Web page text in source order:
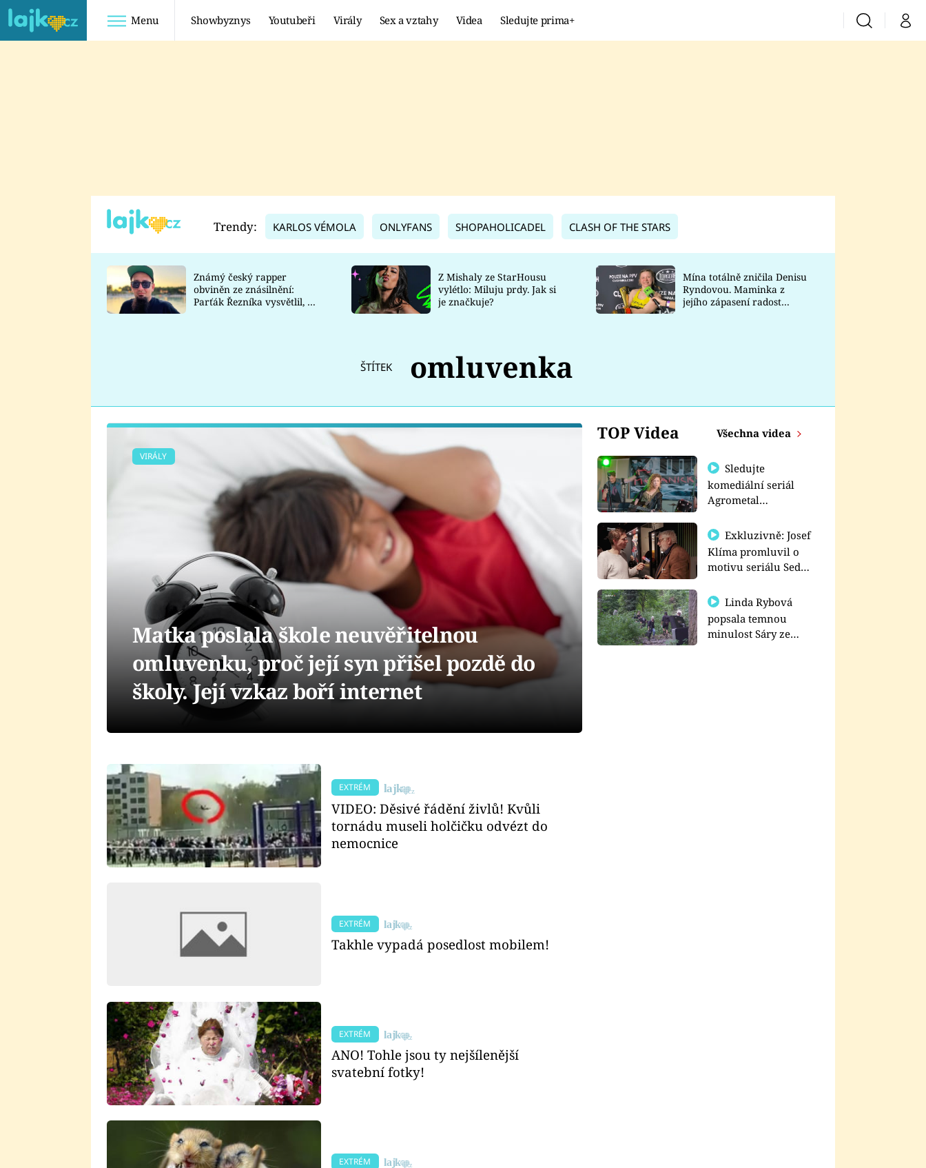
Menu Showbyznys Youtubeři Virály Sex a vztahy Videa Sledujte prima+ VyhledáváníMůj
TADEÁŠ KUBĚNKA
DATEL
Prima Lajk
Sledujte nás
Trendy: KARLOS VÉMOLA ONLYFANS SHOPAHOLICADEL CLASH OF THE STARS
Známý český rapper
obviněn ze znásilnění:
Parťák Řezníka vysvětlil, co
Z Mishaly ze StarHousu
vylétlo: Miluju prdy. Jak si
je značkuje?
Mína totálně zničila Denisu
Ryndovou. Maminka z
jejího zápasení radost
ŠTÍTEK omluvenka
TOP Videa Všechna videa
Sledujte
komediální seriál
Agrometal
prima+
Exkluzivně: Josef
Klíma promluvil o
motivu seriálu Sedm
Linda Rybová
popsala temnou
minulost Sáry ze
VIRÁLY
Matka poslala škole neuvěřitelnou
omluvenku, proč její syn přišel pozdě do
školy. Její vzkaz boří internet
EXTRÉM
VIDEO: Děsivé řádění živlů! Kvůli
tornádu museli holčičku odvézt do
nemocnice
EXTRÉM
Takhle vypadá posedlost mobilem!
EXTRÉM
ANO! Tohle jsou ty nejšílenější
svatební fotky!
EXTRÉM